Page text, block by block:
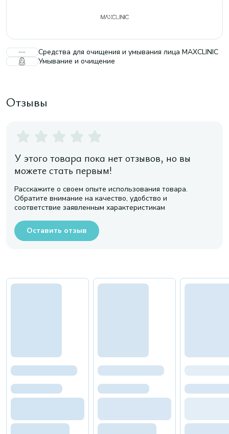
Средства для очищения и умывания лица MAXCLINIC
Умывание и очищение
Отзывы
У этого товара пока нет отзывов, но вы
можете стать первым!
Расскажите о своем опыте использования товара.
Обратите внимание на качество, удобство и
соответствие заявленным характеристикам
Оставить отзыв